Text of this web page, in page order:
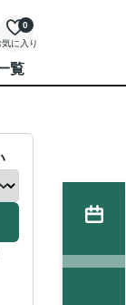
気に入り
0
覧